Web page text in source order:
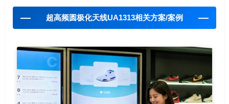
超高频圆极化天线UA1313相关方案/案例